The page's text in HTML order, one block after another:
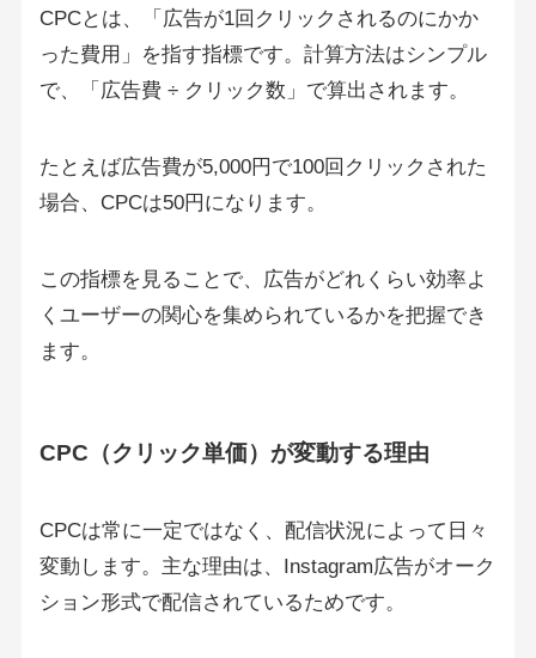
CPCとは、「広告が1回クリックされるのにかか
った費用」を指す指標です。計算方法はシンプル
で、「広告費 ÷ クリック数」で算出されます。
たとえば広告費が5,000円で100回クリックされた
場合、CPCは50円になります。
この指標を見ることで、広告がどれくらい効率よ
くユーザーの関心を集められているかを把握でき
ます。
CPC（クリック単価）が変動する理由
CPCは常に一定ではなく、配信状況によって日々
変動します。主な理由は、Instagram広告がオーク
ション形式で配信されているためです。